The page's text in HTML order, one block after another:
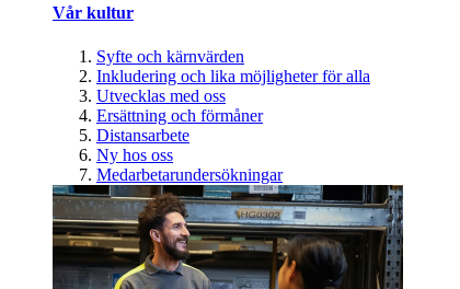
Vår kultur
Syfte och kärnvärden
Inkludering och lika möjligheter för alla
Utvecklas med oss
Ersättning och förmåner
Distansarbete
Ny hos oss
Medarbetarundersökningar